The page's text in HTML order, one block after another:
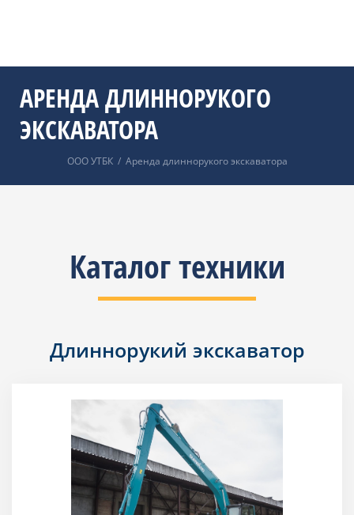
АРЕНДА ДЛИННОРУКОГО
ЭКСКАВАТОРА
ООО УТБК/ Аренда длиннорукого экскаватора
Каталог техники
Длиннорукий экскаватор